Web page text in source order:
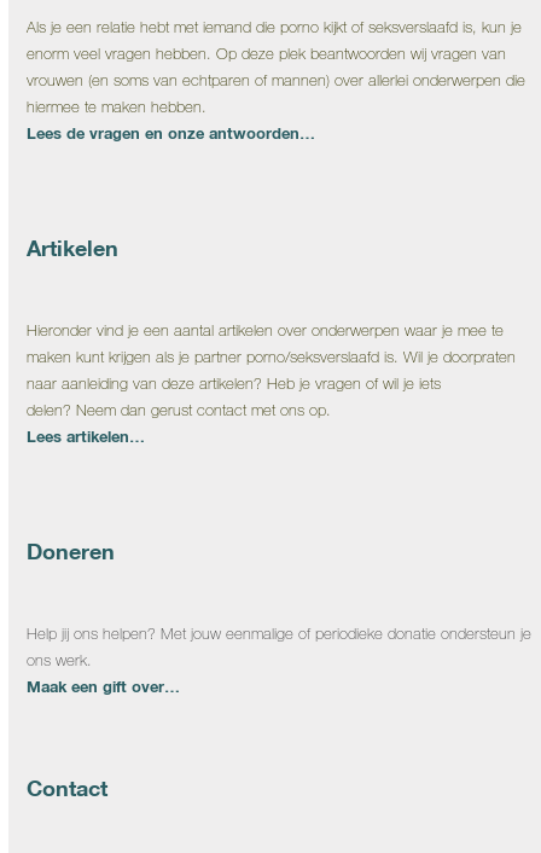
Als je een relatie hebt met iemand die porno kijkt of seksverslaafd is, kun je
enorm veel vragen hebben. Op deze plek beantwoorden wij vragen van
vrouwen (en soms van echtparen of mannen) over allerlei onderwerpen die
hiermee te maken hebben.
Lees de vragen en onze antwoorden…
Artikelen
Hieronder vind je een aantal artikelen over onderwerpen waar je mee te
maken kunt krijgen als je partner porno/seksverslaafd is. Wil je doorpraten
naar aanleiding van deze artikelen? Heb je vragen of wil je iets
delen? Neem dan gerust contact met ons op.
Lees artikelen…
Doneren
Help jij ons helpen? Met jouw eenmalige of periodieke donatie ondersteun je
ons werk.
Maak een gift over…
Contact